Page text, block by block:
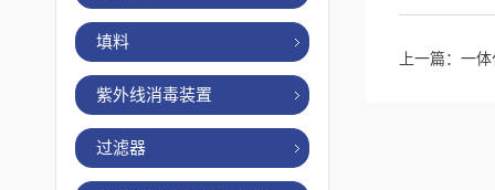
填料
紫外线消毒装置
过滤器
上一篇： 一体